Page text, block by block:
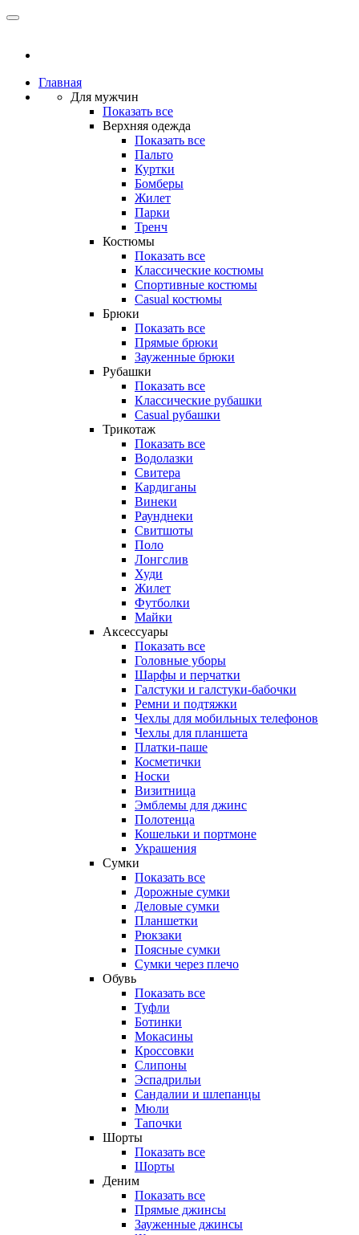
Главная
Для мужчин
Показать все
Верхняя одежда
Показать все
Пальто
Куртки
Бомберы
Жилет
Парки
Тренч
Костюмы
Показать все
Классические костюмы
Спортивные костюмы
Casual костюмы
Брюки
Показать все
Прямые брюки
Зауженные брюки
Рубашки
Показать все
Классические рубашки
Casual рубашки
Трикотаж
Показать все
Водолазки
Свитера
Кардиганы
Винеки
Раунднеки
Свитшоты
Поло
Лонгслив
Худи
Жилет
Футболки
Майки
Аксессуары
Показать все
Головные уборы
Шарфы и перчатки
Галстуки и галстуки-бабочки
Ремни и подтяжки
Чехлы для мобильных телефонов
Чехлы для планшета
Платки-паше
Косметички
Носки
Визитница
Эмблемы для джинс
Полотенца
Кошельки и портмоне
Украшения
Сумки
Показать все
Дорожные сумки
Деловые сумки
Планшетки
Рюкзаки
Поясные сумки
Сумки через плечо
Обувь
Показать все
Туфли
Ботинки
Мокасины
Кроссовки
Слипоны
Эспадрильи
Сандалии и шлепанцы
Мюли
Тапочки
Шорты
Показать все
Шорты
Деним
Показать все
Прямые джинсы
Зауженные джинсы